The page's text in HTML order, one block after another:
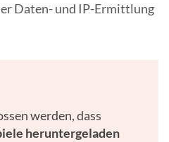
Daten- und IP-Ermittlung
werden, dass
heruntergeladen